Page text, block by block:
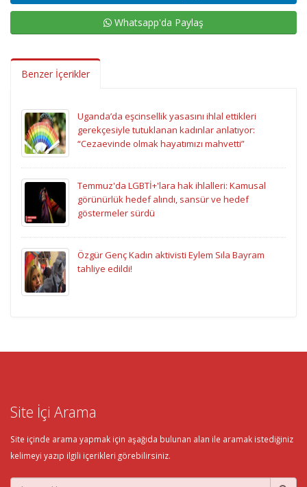
Whatsapp'da Paylaş
Benzer İçerikler
Uganda’da eşcinsellik yasasını ihlal ettikleri
gerekçesiyle tutuklanan kadınlar anlatıyor:
“Cezaevinde olmak hayatımızı mahvetti”
Temmuz'da LGBTİ+'lara hak ihlalleri: Kamusal
görünürlük hedef alındı, sansür ve hedef
göstermeler sürdü
Özgür Genç Kadın aktivisti Eylem Sıla Bayram
tahliye edildi!
Site İçi Arama
Site içinde arama yapmak için aşağıda bulunan alan ile aramak istediğiniz
kelimeyi yazıp ilgili içerikleri görebilirsiniz.